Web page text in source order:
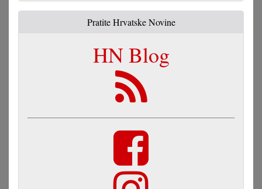
Pratite Hrvatske Novine
HN Blog